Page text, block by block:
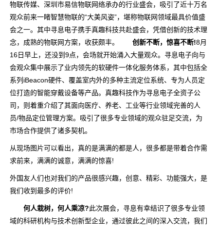
物联传媒、深圳市易信物联网络承办的行业盛会，吸引了近十万名
观众前来一睹智慧物联的“大美风姿”，堪称物联网领域最具价值盛
会之一。其中寻息电子携手真趣科技共赴盛会，凭借创新的技术理
念，成熟的物联网方案，收获颇丰。
创新不断，惊喜不断!8月
16日早上，还没到9点，会场就开始涌入大量观众。寻息电子向与
会观众集中展示了业内领先的软硬件一体化服务体系，其中包括全
系列iBeacon硬件、覆盖室内外的多种主流定位系统、专为人员定
位打造的智能穿戴设备等产品。真趣科技作为寻息电子全资子公
司，则着重介绍了其面向医疗、养老、工业等行业领域完善的人
员/物品定位管理方案。吸引了很多专业领域的观众驻足交流，为
市场合作提供了诸多契机。
从现场图片可以看出，真的是满满的都是人，很多都是带着合作需
求前来，满满的诚意，满满的惊喜!
外国友人们也对我们的产品很感兴趣，创意、精彩、功能强大，是
我们收到最多的评价!
何人栽树，何人乘凉?此次展会，寻息有幸结识了很多专业领
域的科研机构与技术创新型企业，通过彼此之间的深入交流，我们